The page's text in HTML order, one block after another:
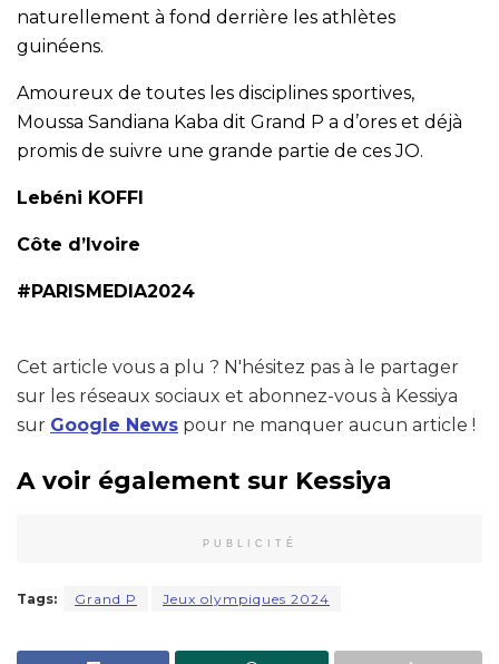
naturellement à fond derrière les athlètes
guinéens.
Amoureux de toutes les disciplines sportives,
Moussa Sandiana Kaba dit Grand P a d’ores et déjà
promis de suivre une grande partie de ces JO.
Lebéni KOFFI
Côte d’Ivoire
#PARISMEDIA2024
Cet article vous a plu ? N'hésitez pas à le partager
sur les réseaux sociaux et abonnez-vous à Kessiya
sur Google News pour ne manquer aucun article !
A voir également sur Kessiya
PUBLICITÉ
Tags: Grand P Jeux olympiques 2024